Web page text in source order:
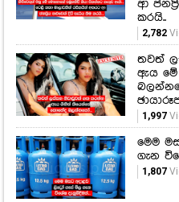
ආ
කරයි..
2,782
තවත්
ඇය
1,997
මෙම
ගැන
1,807